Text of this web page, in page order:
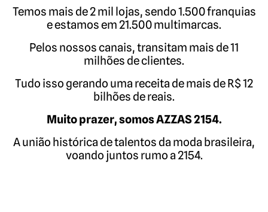
Temos mais de 2 mil lojas, sendo 1.500 franquias
e estamos em 21.500 multimarcas.
Pelos nossos canais, transitam mais de 11
milhões de clientes.
Tudo isso gerando uma receita de mais de R$ 12
bilhões de reais.
Muito prazer, somos AZZAS 2154.
A união histórica de talentos da moda brasileira,
voando juntos rumo a 2154.